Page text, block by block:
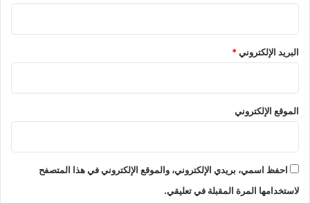
البريد الإلكتروني*
الموقع الإلكتروني
احفظ اسمي، بريدي الإلكتروني، والموقع الإلكتروني في هذا المتصفح
لاستخدامها المرة المقبلة في تعليقي.